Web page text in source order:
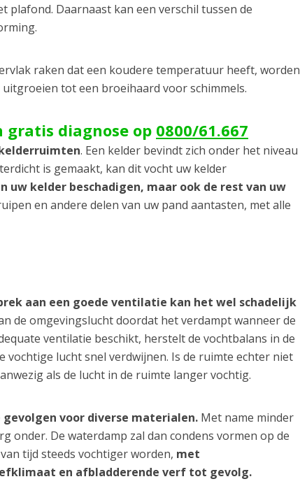
plafond. Daarnaast kan een verschil tussen de
raken dat een koudere temperatuur heeft, worden
tot een broeihaard voor schimmels.
gratis diagnose op 0800/61.667
. Een kelder bevindt zich onder het niveau
is gemaakt, kan dit vocht uw kelder
kelder beschadigen, maar ook de rest van uw
en andere delen van uw pand aantasten, met alle
aan een goede ventilatie kan het wel schadelijk
de omgevingslucht doordat het verdampt wanneer de
ventilatie beschikt, herstelt de vochtbalans in de
vochtige lucht snel verdwijnen. Is de ruimte echter niet
als de lucht in de ruimte langer vochtig.
voor diverse materialen. Met name minder
onder. De waterdamp zal dan condens vormen op de
tijd steeds vochtiger worden, met
en afbladderende verf tot gevolg.